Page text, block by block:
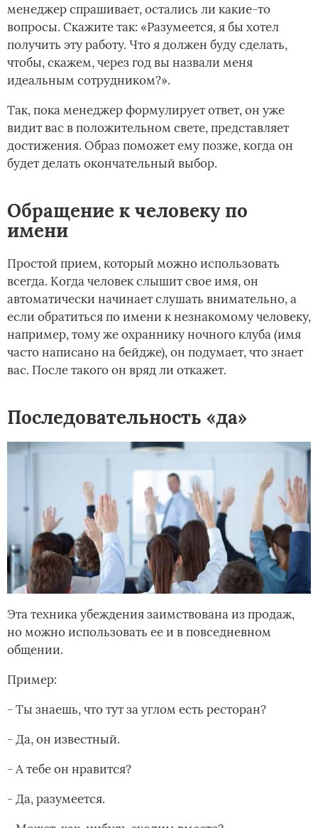
менеджер спрашивает, остались ли какие-то
вопросы. Скажите так: «Разумеется, я бы хотел
получить эту работу. Что я должен буду сделать,
чтобы, скажем, через год вы назвали меня
идеальным сотрудником?».
Так, пока менеджер формулирует ответ, он уже
видит вас в положительном свете, представляет
достижения. Образ поможет ему позже, когда он
будет делать окончательный выбор.
Обращение к человеку по
имени
Простой прием, который можно использовать
всегда. Когда человек слышит свое имя, он
автоматически начинает слушать внимательно, а
если обратиться по имени к незнакомому человеку,
например, тому же охраннику ночного клуба (имя
часто написано на бейдже), он подумает, что знает
вас. После такого он вряд ли откажет.
Последовательность «да»
Эта техника убеждения заимствована из продаж,
но можно использовать ее и в повседневном
общении.
Пример:
- Ты знаешь, что тут за углом есть ресторан?
- Да, он известный.
- А тебе он нравится?
- Да, разумеется.